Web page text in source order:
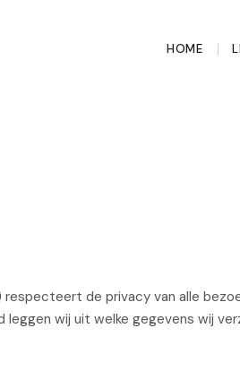
HOME
respecteert de privacy van alle
leggen wij uit welke gegevens wij